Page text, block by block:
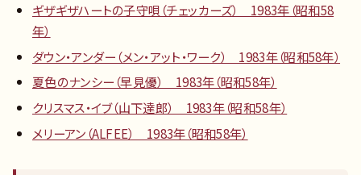
ギザギザハートの子守唄（チェッカーズ） 1983年（昭和58
年）
ダウン・アンダー（メン・アット・ワーク） 1983年（昭和58年）
夏色のナンシー（早見優） 1983年（昭和58年）
クリスマス・イブ（山下達郎） 1983年（昭和58年）
メリーアン（ALFEE） 1983年（昭和58年）